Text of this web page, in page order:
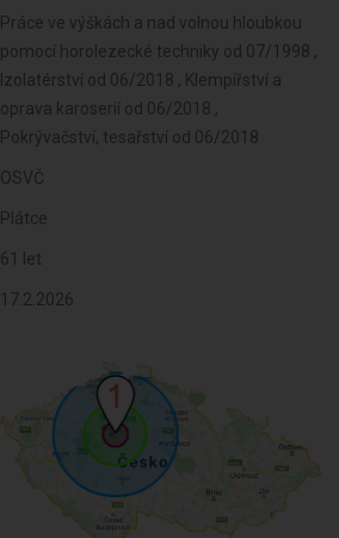
Práce ve výškách a nad volnou hloubkou
pomocí horolezecké techniky od 07/1998 ,
Izolatérství od 06/2018 , Klempířství a
oprava karoserií od 06/2018 ,
Pokrývačství, tesařství od 06/2018
OSVČ
Plátce
61 let
17.2.2026